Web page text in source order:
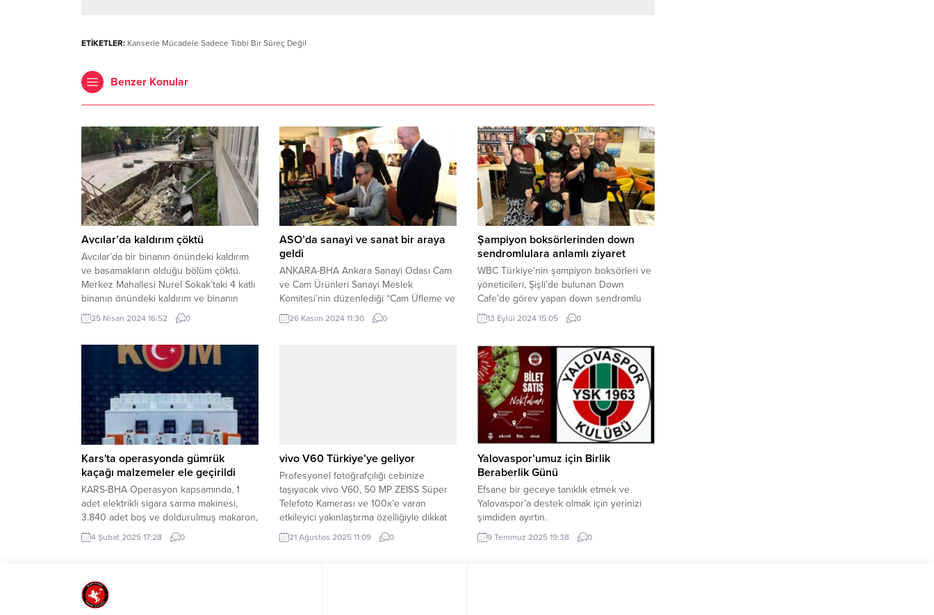
ETİKETLER: Kanserle Mücadele Sadece Tıbbi Bir Süreç Değil
Benzer Konular
Avcılar’da kaldırım çöktü
Avcılar’da bir binanın önündeki kaldırım
ve basamakların olduğu bölüm çöktü.
Merkez Mahallesi Nurel Sokak’taki 4 katlı
binanın önündeki kaldırım ve binanın
merdivenleri saat 12.30 sıralarında büyük
bir gürültü ile çöktü. İhbar üzerine
sevk edildi. Ekipler, olay yerinde
incelemelerde bulundu. Şans eseri
25 Nisan 2024 16:52 0
ASO’da sanayi ve sanat bir araya
geldi
ANKARA-BHA Ankara Sanayi Odası Cam
ve Cam Ürünleri Sanayi Meslek
Komitesi’nin düzenlediği “Cam Üfleme ve
Cam Sanatı Sergisi” ASO Sergi
Salonu’nda beğeniye sunuldu. Serginin
26 Kasım 2024 11:30 0
Şampiyon boksörlerinden down
sendromlulara anlamlı ziyaret
WBC Türkiye’nin şampiyon boksörleri ve
yöneticileri, Şişli’de bulunan Down
Cafe’de görev yapan down sendromlu
bireyleri ziyaret etti. İSTANBUL (İGFA) –
Dünya Boks Konseyi (WBC) Yönetim
Yönetim Kurulu Başdanışmanı Oksana
Semenishina’nın da aralarında bulunduğu
heyetin bu anlamlı ziyaretinden memnun
kalan ve sıra dışı vakitler...
13 Eylül 2024 15:05 0
Kars'ta operasyonda gümrük
kaçağı malzemeler ele geçirildi
KARS-BHA Operasyon kapsamında, 1
adet elektrikli sigara sarma makinesi,
3.840 adet boş ve doldurulmuş makaron,
92 kilo 500 gram çay, 8 kilo 400 gram
kıyılmış tütün, 300 paket sigara, 2 cep
değerlendirmenin ardından, bu kaçak
ürünlerin piyasa...
4 Şubat 2025 17:28 0
vivo V60 Türkiye’ye geliyor
Profesyonel fotoğrafçılığı cebinize
taşıyacak vivo V60, 50 MP ZEISS Süper
Telefoto Kamerası ve 100x’e varan
etkileyici yakınlaştırma özelliğiyle dikkat
çekiyor. İSTANBUL (İGFA) – vivo’dan akıllı
telefon dünyasını heyecanlandıracak
güçlü yeni üyesi vivo V60, özellikle
fotoğraf tutkunlarını hedefleyen çarpıcı
özellikleriyle yakında Türkiye’deki
21 Ağustos 2025 11:09 0
Yalovaspor’umuz için Birlik
Beraberlik Günü
Efsane bir geceye tanıklık etmek ve
Yalovaspor’a destek olmak için yerinizi
şimdiden ayırtın.
9 Temmuz 2025 19:38 0